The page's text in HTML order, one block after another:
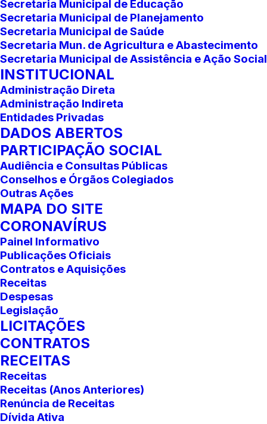
Secretaria Municipal de Educação
Secretaria Municipal de Planejamento
Secretaria Municipal de Saúde
Secretaria Mun. de Agricultura e Abastecimento
Secretaria Municipal de Assistência e Ação Social
INSTITUCIONAL
Administração Direta
Administração Indireta
Entidades Privadas
DADOS ABERTOS
PARTICIPAÇÃO SOCIAL
Audiência e Consultas Públicas
Conselhos e Órgãos Colegiados
Outras Ações
MAPA DO SITE
CORONAVÍRUS
Painel Informativo
Publicações Oficiais
Contratos e Aquisições
Receitas
Despesas
Legislação
LICITAÇÕES
CONTRATOS
RECEITAS
Receitas
Receitas (Anos Anteriores)
Renúncia de Receitas
Dívida Ativa